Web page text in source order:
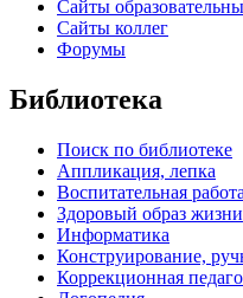
Сайты
Сайты коллег
Форумы
Библиотека
Поиск по библиотеке
Аппликация, лепка
Воспитательная работа
Здоровый образ жизни
Информатика
Конструирование,
Коррекционная